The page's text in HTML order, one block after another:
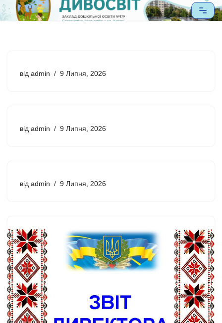
від admin 9 Липня, 2026
від admin 9 Липня, 2026
від admin 9 Липня, 2026